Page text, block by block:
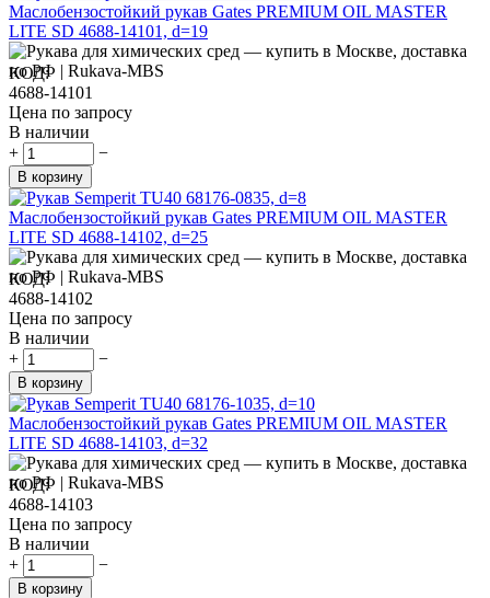
Маслобензостойкий рукав Gates PREMIUM OIL MASTER
LITE SD 4688-14101, d=19
КОД:
4688-14101
Цена по запросу
В наличии
+
−
В корзину
Маслобензостойкий рукав Gates PREMIUM OIL MASTER
LITE SD 4688-14102, d=25
КОД:
4688-14102
Цена по запросу
В наличии
+
−
В корзину
Маслобензостойкий рукав Gates PREMIUM OIL MASTER
LITE SD 4688-14103, d=32
КОД:
4688-14103
Цена по запросу
В наличии
+
−
В корзину